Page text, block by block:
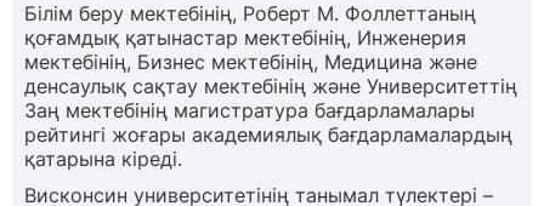
Білім беру мектебінің, Роберт М. Фоллеттаның
қоғамдық қатынастар мектебінің, Инженерия
мектебінің, Бизнес мектебінің, Медицина және
денсаулық сақтау мектебінің және Университеттің
Заң мектебінің магистратура бағдарламалары
рейтингі жоғары академиялық бағдарламалардың
қатарына кіреді.
Висконсин университетінің танымал түлектері –